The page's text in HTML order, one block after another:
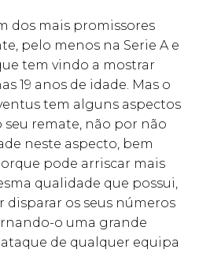
dos mais promissores
pelo menos na Serie A e
tem vindo a mostrar
19 anos de idade. Mas o
tem alguns aspectos
seu remate, não por não
neste aspecto, bem
pode arriscar mais
qualidade que possui,
disparar os seus números
o uma grande
de qualquer equipa